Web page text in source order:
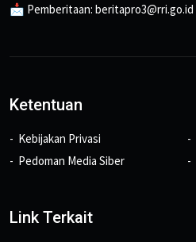
📩 Pemberitaan: beritapro3@rri.go.id
Ketentuan
Kebijakan Privasi
Pedoman Media Siber
Link Terkait